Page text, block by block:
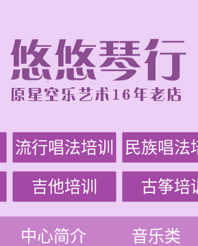
流行唱法培训 民族唱法
吉他培训 古筝培
中心简介 音乐类